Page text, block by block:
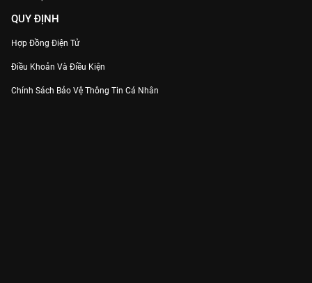
QUY ĐỊNH
Hợp Đồng Điện Tử
Điều Khoản Và Điều Kiện
Chính Sách Bảo Vệ Thông Tin Cá Nhân